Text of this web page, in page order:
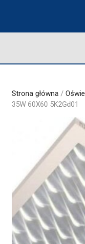
Strona główna /
35W 60X60 5K2Gd01